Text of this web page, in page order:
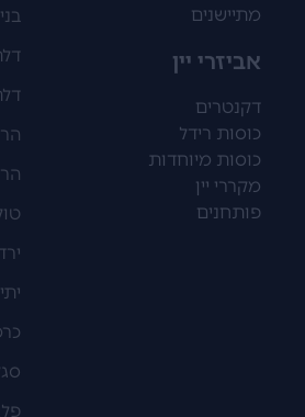
מתיישנים
אביזרי יין
דקנטרים
כוסות רידל
כוסות מיוחדות
מקררי יין
פותחנים
הר
ירדן
יתיר
סגל